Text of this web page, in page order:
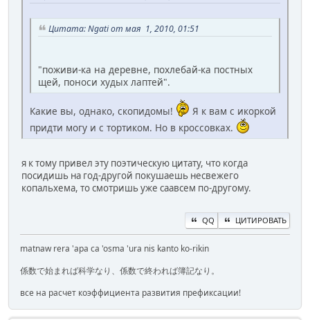
Цитата: Ngati от мая 1, 2010, 01:51
"поживи-ка на деревне, похлебай-ка постных
щей, поноси худых лаптей".
Какие вы, однако, скопидомы!
Я к вам с икоркой
придти могу и с тортиком. Но в кроссовках.
я к тому привел эту поэтическую цитату, что когда
посидишь на год-другой покушаешь несвежего
копальхема, то смотришь уже саавсем по-другому.
QQ ЦИТИРОВАТЬ
matnaw rera 'apa ca 'osma 'ura nis kanto ko-rikin
係数で始まれば科学なり、係数で終われば簿記なり。
все на расчет коэффициента развития префиксации!